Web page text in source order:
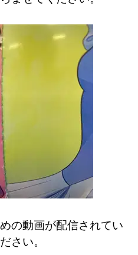
の動画が配信されてい
さい。